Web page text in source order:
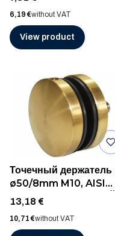
Price
6,19 €without VAT
View product
Точечный держатель
ø50/8mm M10, AISI
304, ШЛИФ ЗОЛОТОЙ
Price
13,18 €
Price
10,71 €without VAT